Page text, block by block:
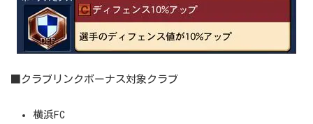
■クラブリンクボーナス対象クラブ
横浜FC